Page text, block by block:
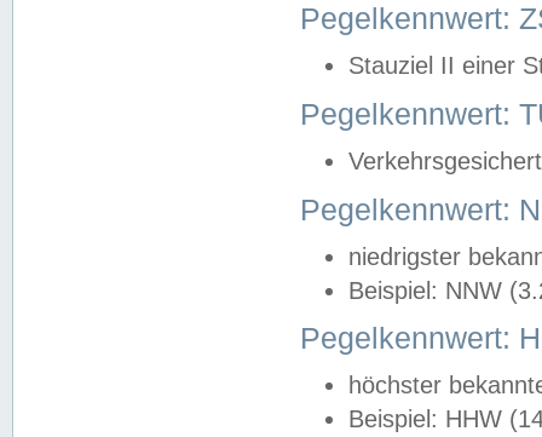
Pegelkennwert:
Stauziel II einer
Pegelkennwert:
Pegelkennwert:
niedrigster
Beispiel: NNW
Pegelkennwert:
höchster
Beispiel: HHW